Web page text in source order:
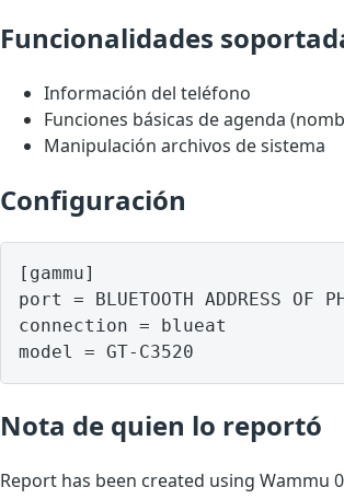
Funcionalidades
Información del teléfono
Funciones básicas de agenda
Manipulación archivos de sistema
Configuración
[gammu]
port = BLUETOOTH ADDRESS OF
connection = blueat
model = GT-C3520
Nota de quien lo reportó
Report has been created using Wammu